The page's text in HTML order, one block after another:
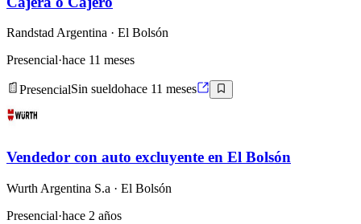
Randstad Argentina · El Bolsón
Presencial·hace 11 meses
PresencialSin sueldohace 11 meses
Vendedor con auto excluyente en El Bolsón
Wurth Argentina S.a · El Bolsón
Presencial·hace 2 años